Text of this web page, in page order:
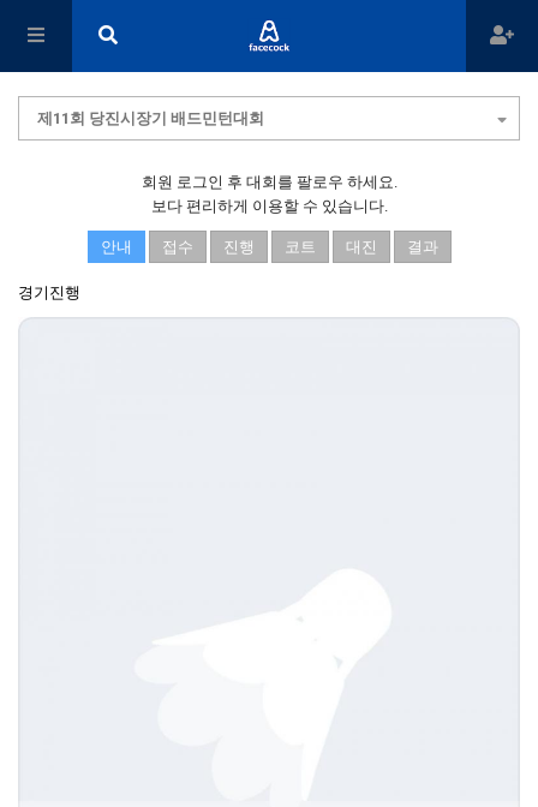
제11회 당진시장기 배드민턴대회
회원 로그인 후 대회를 팔로우 하세요.
보다 편리하게 이용할 수 있습니다.
안내 접수 진행 코트 대진 결과
경기진행